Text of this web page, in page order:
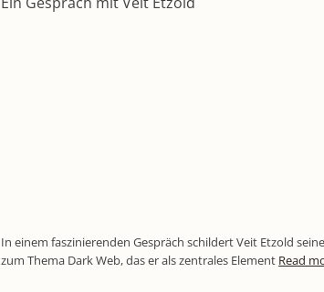
In einem faszinierenden Gespräch schildert Veit Etzold
zum Thema Dark Web, das er als zentrales Element Read